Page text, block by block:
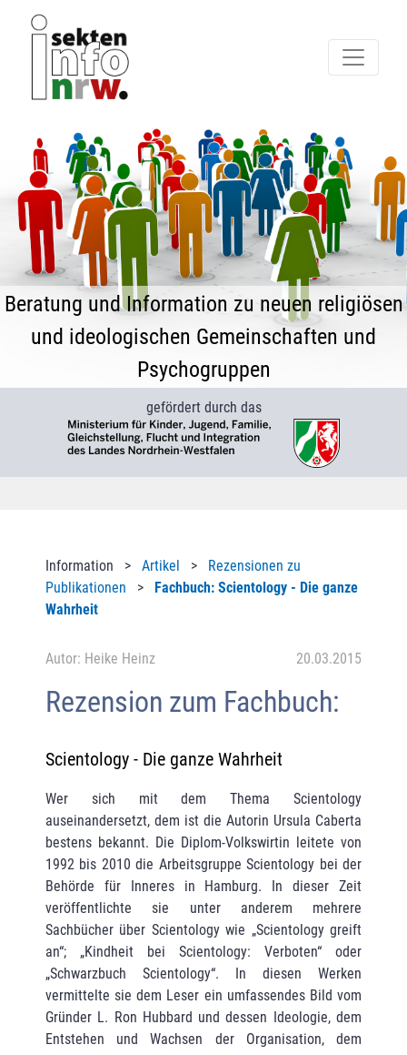
Beratung und Information zu neuen religiösen
und ideologischen Gemeinschaften und
Psychogruppen
gefördert durch das
Information > Artikel > Rezensionen zu
Publikationen > Fachbuch: Scientology - Die ganze
Wahrheit
Autor: Heike Heinz 20.03.2015
Rezension zum Fachbuch:
Scientology - Die ganze Wahrheit
Wer sich mit dem Thema Scientology
auseinandersetzt, dem ist die Autorin Ursula Caberta
bestens bekannt. Die Diplom-Volkswirtin leitete von
1992 bis 2010 die Arbeitsgruppe Scientology bei der
Behörde für Inneres in Hamburg. In dieser Zeit
veröffentlichte sie unter anderem mehrere
Sachbücher über Scientology wie „Scientology greift
an“; „Kindheit bei Scientology: Verboten“ oder
„Schwarzbuch Scientology“. In diesen Werken
vermittelte sie dem Leser ein umfassendes Bild vom
Gründer L. Ron Hubbard und dessen Ideologie, dem
Entstehen und Wachsen der Organisation, dem